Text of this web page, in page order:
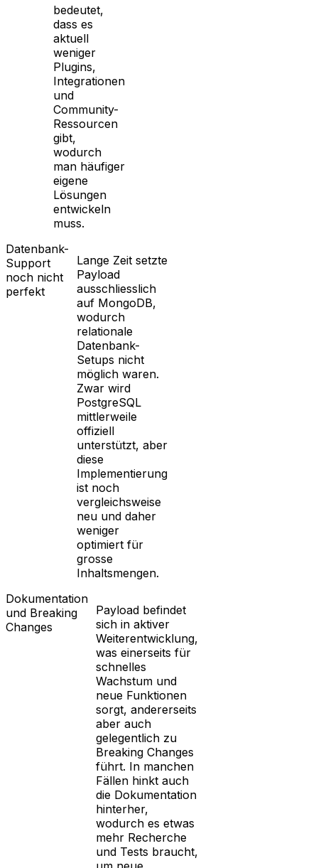
bedeutet,
dass es
aktuell
weniger
Plugins,
Integrationen
und
Community-
Ressourcen
gibt,
wodurch
man häufiger
eigene
Lösungen
entwickeln
muss.
Datenbank-
Support
noch nicht
perfekt
Lange Zeit setzte
Payload
ausschliesslich
auf MongoDB,
wodurch
relationale
Datenbank-
Setups nicht
möglich waren.
Zwar wird
PostgreSQL
mittlerweile
offiziell
unterstützt, aber
diese
Implementierung
ist noch
vergleichsweise
neu und daher
weniger
optimiert für
grosse
Inhaltsmengen.
Dokumentation
und Breaking
Changes
Payload befindet
sich in aktiver
Weiterentwicklung,
was einerseits für
schnelles
Wachstum und
neue Funktionen
sorgt, andererseits
aber auch
gelegentlich zu
Breaking Changes
führt. In manchen
Fällen hinkt auch
die Dokumentation
hinterher,
wodurch es etwas
mehr Recherche
und Tests braucht,